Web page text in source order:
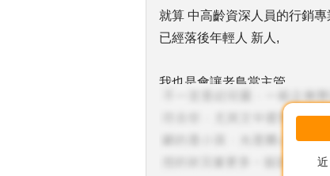
就算 中高齡資深人員的行銷專
已經落後年輕人 新人,
我也是會讓老鳥當主管,
因為我希望老鳥可以
[以德服人] [以德聚賢]